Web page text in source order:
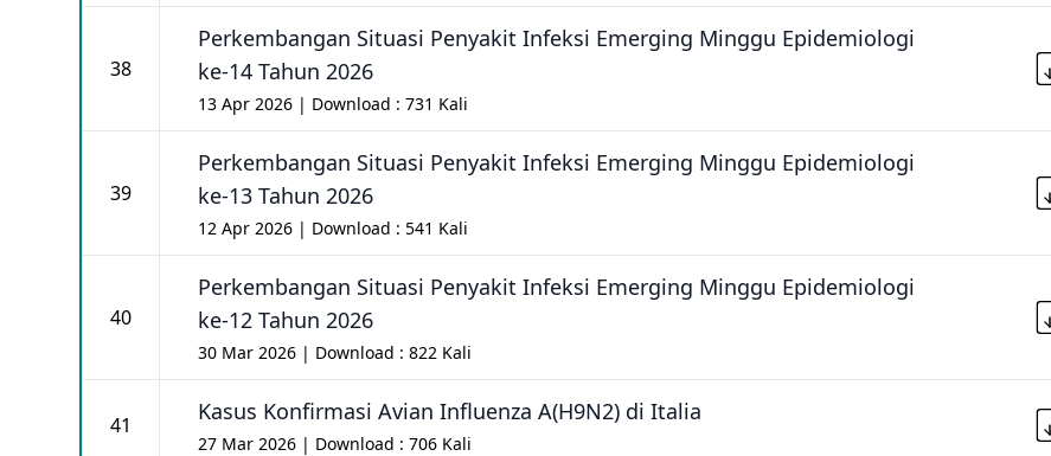
38
Perkembangan Situasi Penyakit Infeksi Emerging Minggu Epidemiologi
ke-14 Tahun 2026
13 Apr 2026 | Download : 731 Kali
39
Perkembangan Situasi Penyakit Infeksi Emerging Minggu Epidemiologi
ke-13 Tahun 2026
12 Apr 2026 | Download : 541 Kali
40
Perkembangan Situasi Penyakit Infeksi Emerging Minggu Epidemiologi
ke-12 Tahun 2026
30 Mar 2026 | Download : 822 Kali
41 Kasus Konfirmasi Avian Influenza A(H9N2) di Italia
27 Mar 2026 | Download : 706 Kali